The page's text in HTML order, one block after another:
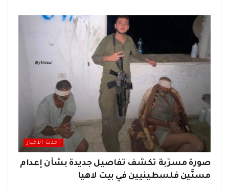
أحدث الاخبار
صورة مسرّبة تكشف تفاصيل جديدة بشأن إعدام
مسنَّين فلسطينيين في بيت لاهيا